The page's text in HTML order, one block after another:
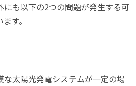
にも以下の2つの問題が発生する可
す。
太陽光発電システムが一定の場